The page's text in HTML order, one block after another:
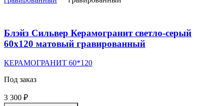
Блэйз Сильвер Керамогранит светло-серый
60х120 матовый гравированный
КЕРАМОГРАНИТ 60*120
Под заказ
3 300 ₽